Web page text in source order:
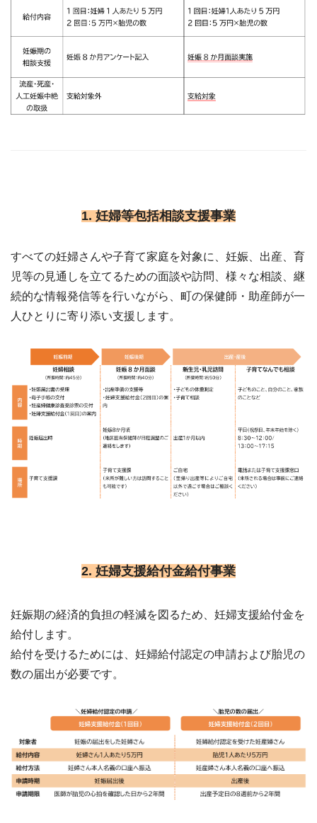
1. 妊婦等包括相談支援事業
すべての妊婦さんや子育て家庭を対象に、妊娠、出産、育
児等の見通しを立てるための面談や訪問、様々な相談、継
続的な情報発信等を行いながら、町の保健師・助産師が一
人ひとりに寄り添い支援します。
2. 妊婦支援給付金給付事業
妊娠期の経済的負担の軽減を図るため、妊婦支援給付金を
給付します。
給付を受けるためには、妊婦給付認定の申請および胎児の
数の届出が必要です。